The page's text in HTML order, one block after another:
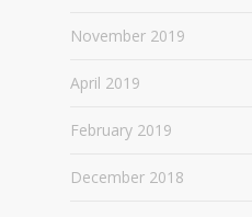
November 2019
April 2019
February 2019
December 2018